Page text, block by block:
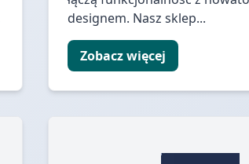
designem. Nasz sklep...
Zobacz więcej